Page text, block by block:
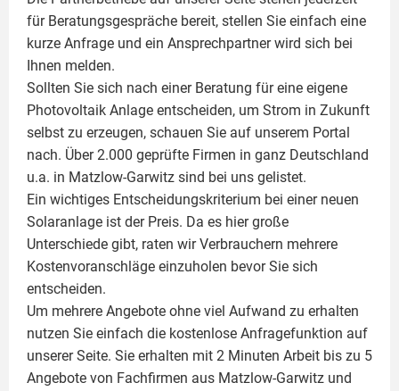
für Beratungsgespräche bereit, stellen Sie einfach eine
kurze Anfrage und ein Ansprechpartner wird sich bei
Ihnen melden.
Sollten Sie sich nach einer Beratung für eine eigene
Photovoltaik Anlage entscheiden, um Strom in Zukunft
selbst zu erzeugen, schauen Sie auf unserem Portal
nach. Über 2.000 geprüfte Firmen in ganz Deutschland
u.a. in Matzlow-Garwitz sind bei uns gelistet.
Ein wichtiges Entscheidungskriterium bei einer neuen
Solaranlage ist der Preis. Da es hier große
Unterschiede gibt, raten wir Verbrauchern mehrere
Kostenvoranschläge einzuholen bevor Sie sich
entscheiden.
Um mehrere Angebote ohne viel Aufwand zu erhalten
nutzen Sie einfach die kostenlose Anfragefunktion auf
unserer Seite. Sie erhalten mit 2 Minuten Arbeit bis zu 5
Angebote von Fachfirmen aus Matzlow-Garwitz und